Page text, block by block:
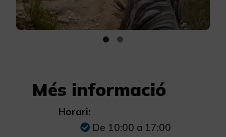
Més informació
Horari:
De 10:00 a 17:00